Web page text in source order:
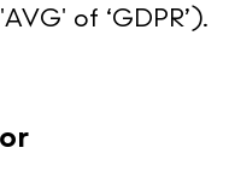
of ‘GDPR’).